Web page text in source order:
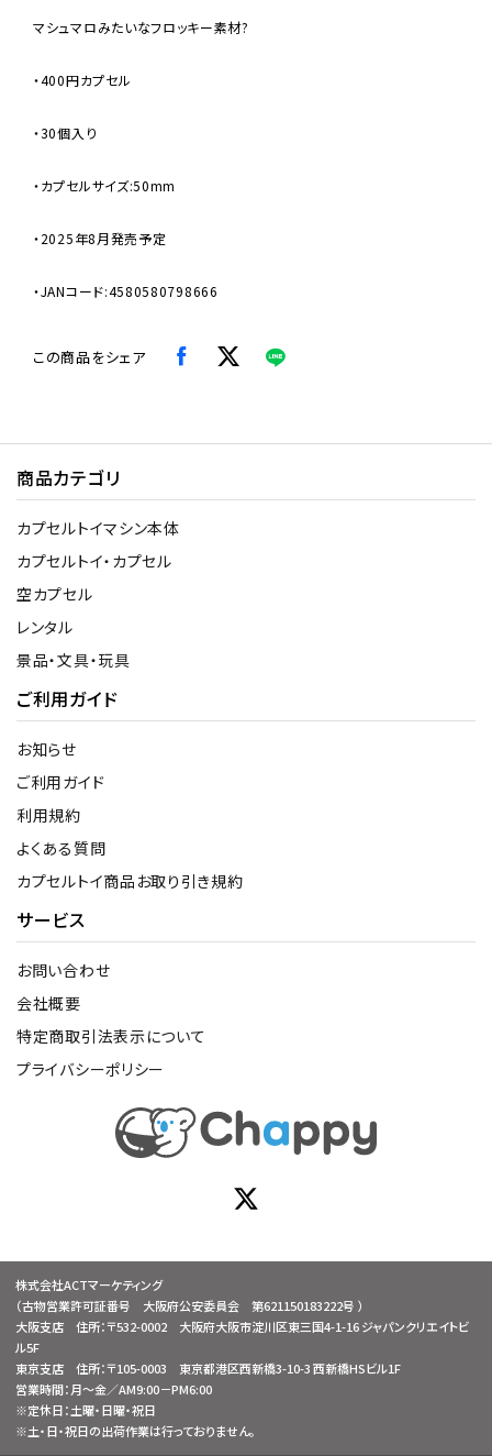
マシュマロみたいなフロッキー素材?
・400円カプセル
・30個入り
・カプセルサイズ:50mm
・2025年8月発売予定
・JANコード:4580580798666
この商品をシェア
商品カテゴリ
カプセルトイマシン本体
カプセルトイ・カプセル
空カプセル
レンタル
景品・文具・玩具
ご利用ガイド
お知らせ
ご利用ガイド
利用規約
よくある質問
カプセルトイ商品お取り引き規約
サービス
お問い合わせ
会社概要
特定商取引法表示について
プライバシーポリシー
株式会社ACTマーケティング
（古物営業許可証番号 大阪府公安委員会 第621150183222号 ）
大阪支店 住所：〒532-0002 大阪府大阪市淀川区東三国4-1-16 ジャパンクリエイトビ
ル5F
東京支店 住所：〒105-0003 東京都港区西新橋3-10-3 西新橋HSビル1F
営業時間：月～金／AM9:00－PM6:00
※定休日：土曜・日曜・祝日
※土・日・祝日の出荷作業は行っておりません。